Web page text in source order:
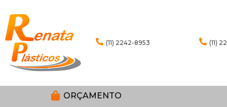
(11) 2242-8953 (11)
ORÇAMENTO